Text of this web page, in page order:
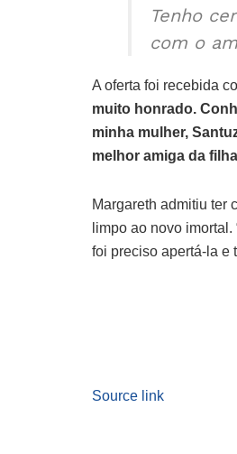
Tenho
com o
A oferta foi recebida
muito honrado.
minha mulher,
melhor amiga da
Margareth admitiu ter
limpo ao novo
foi preciso apertá-la e
Source link